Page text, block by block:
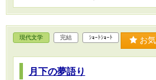
現代文学 完結 ｼｮｰﾄｼｮｰﾄ お
月下の夢語り